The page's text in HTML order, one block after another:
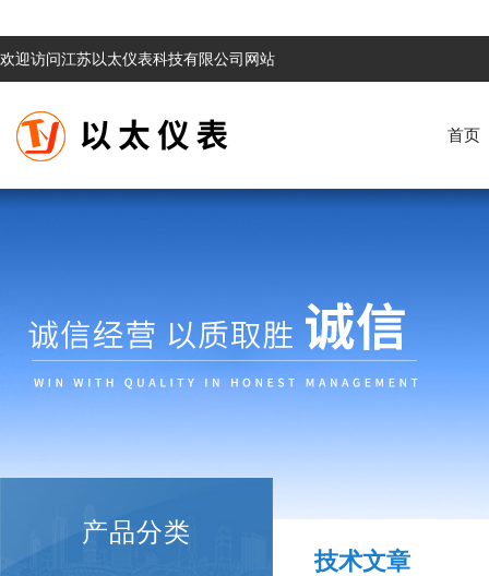
欢迎访问江苏以太仪表科技有限公司网站
首页
产品分类
技术文章